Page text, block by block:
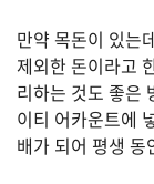
주
택/
부
동
산
만약 목돈이 있는
제외한 돈이라고
리하는 것도 좋은
이티 어카운트에
배가 되어 평생